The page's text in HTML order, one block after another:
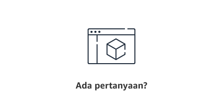
Ada pertanyaan?